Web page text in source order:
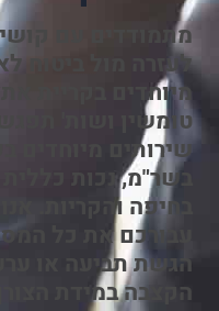
מתמודדים עם קושי
לעזרה מול ביטוח
מיוחדים בקריית
טומשין ושות'
שירותים מיוחדים
בשר"מ, נכות כללית
בחיפה והקריות.
עבורכם את כל
הגשת תביעה או
הקצבה במידת הצורך.